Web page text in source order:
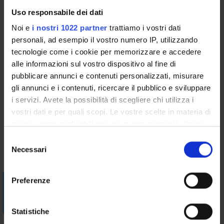
Uso responsabile dei dati
Noi e i nostri 1022 partner trattiamo i vostri dati
personali, ad esempio il vostro numero IP, utilizzando
tecnologie come i cookie per memorizzare e accedere
alle informazioni sul vostro dispositivo al fine di
pubblicare annunci e contenuti personalizzati, misurare
gli annunci e i contenuti, ricercare il pubblico e sviluppare
i servizi. Avete la possibilità di scegliere chi utilizza i
vostri dati e per quali scopi. Le vostre scelte in materia di
modificare o revocare il proprio consenso in qualsiasi
momento dalla Dichiarazione sui cookie o facendo clic
raccogliere informazioni sulla tua posizione
geografica, con un'approssimazione di qualche
Necessari
Preferenze
Statistiche
PROFESSIONE INFERMIERISTICA
- SVILUPPARE CAPACITÀ DI APPRENDIMENTO
- DIMOSTRARE CAPACITÀ DI APPRENDIMENTO
COLLABORATIVO - COMPRENDERE I PROBLEMI
DELL'ASSISTITO
- PROPORRE, ESEGUIRE E RIVALUTARE INTERVENTI
SULL'ASSISTITO
- SVILUPPARE EFFICACI CAPACITÀ DI COMUNICAZIONE
VERBALE E NON VERBALE
Bibliografia
Visualizza la bibliografia con Leganto, strumento che il
Sistema Bibliotecario mette a disposizione per recuperare i
testi in programma d'esame in modo semplice e innovativo.